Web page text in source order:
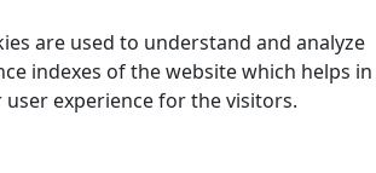
are used to understand and analyze
indexes of the website which helps in
experience for the visitors.